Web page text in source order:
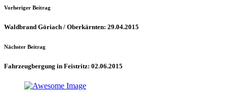
Vorheriger Beitrag
Waldbrand Göriach / Oberkärnten: 29.04.2015
Nächster Beitrag
Fahrzeugbergung in Feistritz: 02.06.2015